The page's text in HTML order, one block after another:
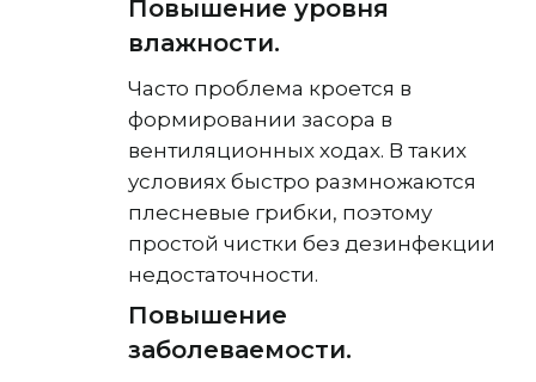
Повышение уровня
влажности.
Часто проблема кроется в
формировании засора в
вентиляционных ходах. В таких
условиях быстро размножаются
плесневые грибки, поэтому
простой чистки без дезинфекции
недостаточности.
Повышение
заболеваемости.